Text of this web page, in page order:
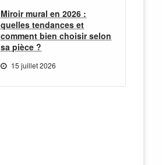
Miroir mural en 2026 :
quelles tendances et
comment bien choisir selon
sa pièce ?
15 juillet 2026